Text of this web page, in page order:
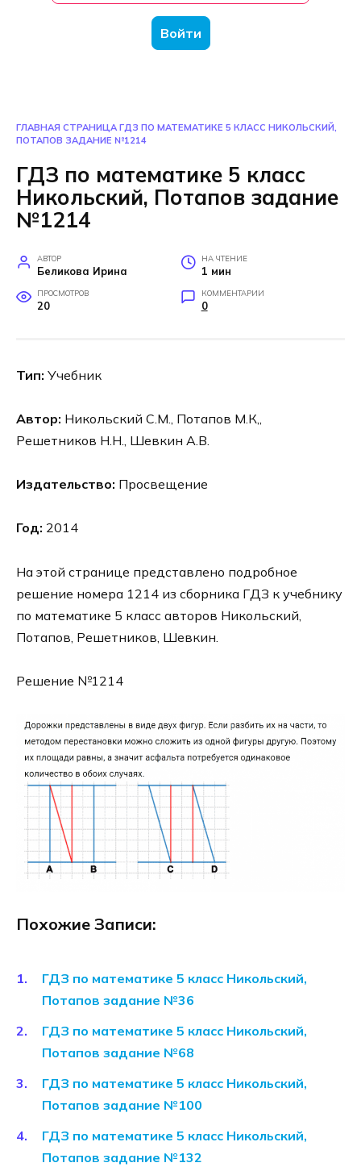
Войти
ГЛАВНАЯ СТРАНИЦА ГДЗ ПО МАТЕМАТИКЕ 5 КЛАСС НИКОЛЬСКИЙ,
ПОТАПОВ ЗАДАНИЕ №1214
ГДЗ по математике 5 класс
Никольский, Потапов задание
№1214
АВТОР
Беликова Ирина
НА ЧТЕНИЕ
1 мин
ПРОСМОТРОВ
20
КОММЕНТАРИИ
0
Тип: Учебник
Автор: Никольский С.М., Потапов М.К,,
Решетников Н.Н., Шевкин А.В.
Издательство: Просвещение
Год: 2014
На этой странице представлено подробное
решение номера 1214 из сборника ГДЗ к учебнику
по математике 5 класс авторов Никольский,
Потапов, Решетников, Шевкин.
Решение №1214
Похожие Записи:
ГДЗ по математике 5 класс Никольский,
Потапов задание №36
ГДЗ по математике 5 класс Никольский,
Потапов задание №68
ГДЗ по математике 5 класс Никольский,
Потапов задание №100
ГДЗ по математике 5 класс Никольский,
Потапов задание №132